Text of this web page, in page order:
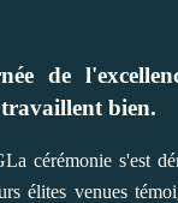
de
bien.
La cérémonie s'est
élites venues